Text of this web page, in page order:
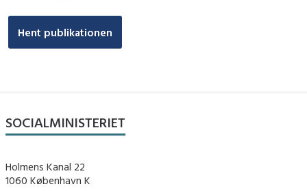
Hent publikationen
SOCIALMINISTERIET
Holmens Kanal 22
1060 København K